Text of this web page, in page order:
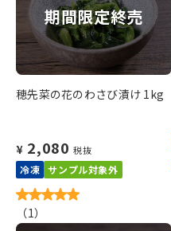
期間限定終売
穂先菜の花のわさび漬け 1kg
¥ 2,080 税抜
冷凍 サンプル対象外
（1）